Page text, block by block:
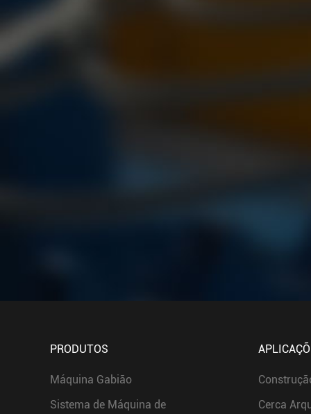
PRODUTOS
Máquina Gabião
Sistema de Máquina de
Cerca